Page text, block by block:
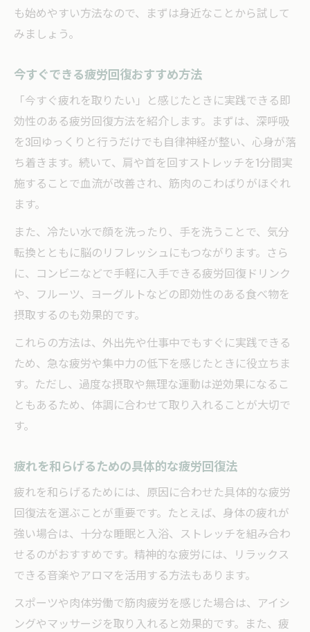
も始めやすい方法なので、まずは身近なことから試して
みましょう。
今すぐできる疲労回復おすすめ方法
「今すぐ疲れを取りたい」と感じたときに実践できる即
効性のある疲労回復方法を紹介します。まずは、深呼吸
を3回ゆっくりと行うだけでも自律神経が整い、心身が落
ち着きます。続いて、肩や首を回すストレッチを1分間実
施することで血流が改善され、筋肉のこわばりがほぐれ
ます。
また、冷たい水で顔を洗ったり、手を洗うことで、気分
転換とともに脳のリフレッシュにもつながります。さら
に、コンビニなどで手軽に入手できる疲労回復ドリンク
や、フルーツ、ヨーグルトなどの即効性のある食べ物を
摂取するのも効果的です。
これらの方法は、外出先や仕事中でもすぐに実践できる
ため、急な疲労や集中力の低下を感じたときに役立ちま
す。ただし、過度な摂取や無理な運動は逆効果になるこ
ともあるため、体調に合わせて取り入れることが大切で
す。
疲れを和らげるための具体的な疲労回復法
疲れを和らげるためには、原因に合わせた具体的な疲労
回復法を選ぶことが重要です。たとえば、身体の疲れが
強い場合は、十分な睡眠と入浴、ストレッチを組み合わ
せるのがおすすめです。精神的な疲労には、リラックス
できる音楽やアロマを活用する方法もあります。
スポーツや肉体労働で筋肉疲労を感じた場合は、アイシ
ングやマッサージを取り入れると効果的です。また、疲